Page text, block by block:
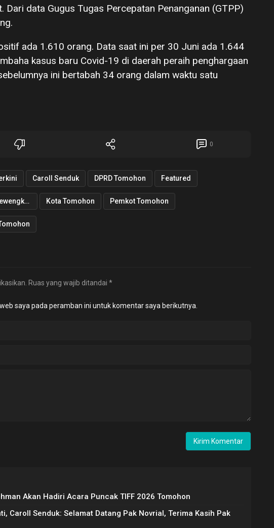
Dari data Gugus Tugas Percepatan Penanganan (GTPP)
ada 1.610 orang. Data saat ini per 30 Juni ada 1.644
kasus baru Covid-19 di daerah peraih penghargaan
ini bertabah 34 orang dalam waktu satu
0
Caroll Senduk DPRD Tomohon Featured
Jimmy Wewengkang Kota Tomohon Pemkot Tomohon
Ruas yang wajib ditandai *
saya pada peramban ini untuk komentar saya berikutnya.
Akan Hadiri Acara Puncak TIFF 2026 Tomohon
Caroll Senduk: Selamat Datang Pak Novrial, Terima Kasih Pak